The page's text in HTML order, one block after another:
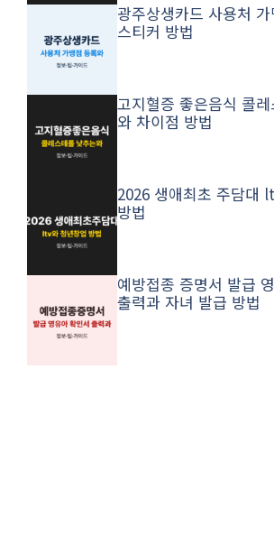
광주상생카드 사용처
스티커 방법
고지혈증 좋은음식 콜
와 차이점 방법
2026 생애최초 주담대
방법
예방접종 증명서 발급
출력과 자녀 발급 방법